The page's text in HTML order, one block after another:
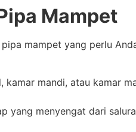
Mampet
mampet yang perlu
kamar mandi, atau kamar
yang menyengat dari